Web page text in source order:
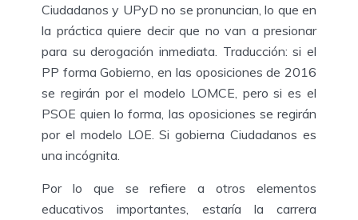
Ciudadanos y UPyD no se pronuncian, lo que en
la práctica quiere decir que no van a presionar
para su derogación inmediata. Traducción: si el
PP forma Gobierno, en las oposiciones de 2016
se regirán por el modelo LOMCE, pero si es el
PSOE quien lo forma, las oposiciones se regirán
por el modelo LOE. Si gobierna Ciudadanos es
una incógnita.
Por lo que se refiere a otros elementos
educativos importantes, estaría la carrera